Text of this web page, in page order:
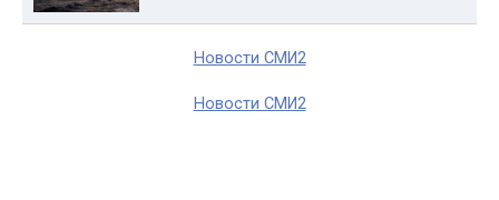
Новости СМИ2
Новости СМИ2